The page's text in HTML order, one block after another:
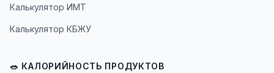
Калькулятор ИМТ
Калькулятор КБЖУ
🥗 КАЛОРИЙНОСТЬ ПРОДУКТОВ